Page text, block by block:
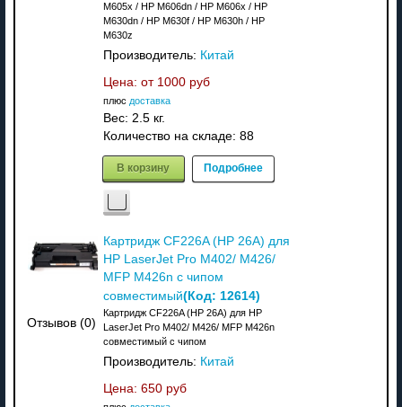
M605x / HP M606dn / HP M606x / HP
M630dn / HP M630f / HP M630h / HP
M630z
Производитель: Китай
Цена: от 1000 руб
плюс доставка
Вес: 2.5 кг.
Количество на складе: 88
В корзину Подробнее
Отзывов (0)
Картридж CF226A (HP 26A) для
HP LaserJet Pro M402/ M426/
MFP M426n с чипом
совместимый(Код: 12614)
Картридж CF226A (HP 26A) для HP
LaserJet Pro M402/ M426/ MFP M426n
совместимый с чипом
Производитель: Китай
Цена: 650 руб